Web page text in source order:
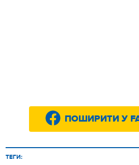
ПОШИРИТИ У
ТЕГИ: